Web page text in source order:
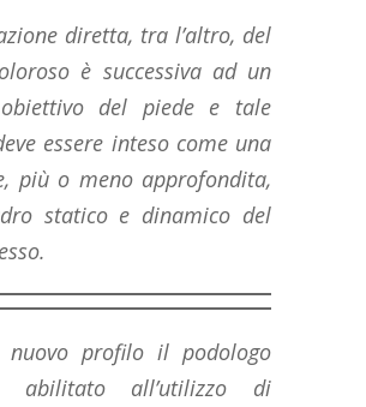
diretta, tra l’altro, del
è successiva ad un
del piede e tale
essere inteso come una
più o meno approfondita,
statico e dinamico del
nuovo profilo il podologo
abilitato all’utilizzo di